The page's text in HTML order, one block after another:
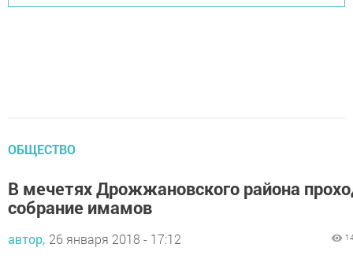
ОБЩЕСТВО
В мечетях Дрожжановского района
собрание имамов
автор, 26 января 2018 - 17:12